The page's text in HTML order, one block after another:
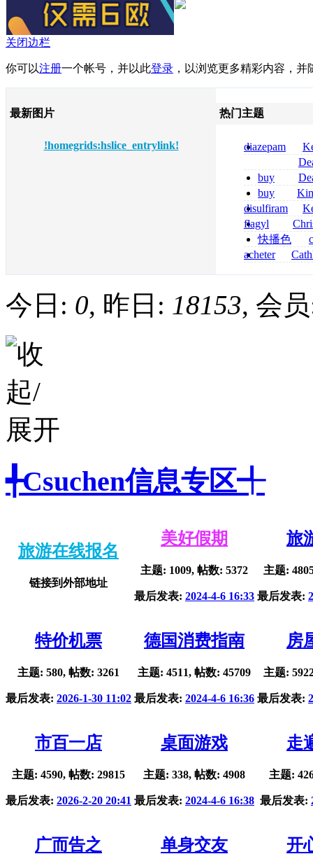
关闭边栏
你可以注册一个帐号，并以此登录 ，以浏览更多精彩内容，
最新图片
!homegrids:hslice_entrylink!
热门主题
diazepam
per dormire
compresse
tizanidine
sans
buy
pregabalin
pregabalin 300
buy
zolpidem usa
disulfiram
sans
flagyl
senza
flagyl si può co
快播色
综合
acheter
今日: 0, 昨日: 18153, 会
╃Csuchen信息专区╃
旅游在线报名
链接到外部地址
美好假期
主题: 1009, 帖数: 5372
最后发表: 2024-4-6 16:33
旅
主题:
最后发表:
特价机票
主题: 580, 帖数: 3261
最后发表: 2026-1-30 11:02
德国消费指南
主题: 4511, 帖数: 45709
最后发表: 2024-4-6 16:36
房
主题:
最后发表:
市百一店
主题: 4590, 帖数: 29815
最后发表: 2026-2-20 20:41
桌面游戏
主题: 338, 帖数: 4908
最后发表: 2024-4-6 16:38
走
主题:
最后发表:
广而告之 单身交友 开